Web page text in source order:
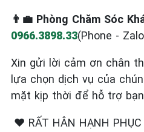
👨‍💼 Phòng Chăm Sóc
0966.3898.33(Phone -
Xin gửi lời cảm ơn chân
lựa chọn dịch vụ của
mặt kịp thời để hỗ trợ
❤️ RẤT HÂN HẠNH PHỤC